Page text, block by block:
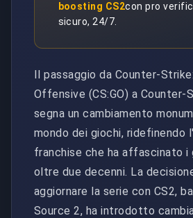
boosting CS2con pro
sicuro, 24/7.
Il passaggio da Counter-
Offensive (CS:GO) a Counter-
segna un cambiamento
mondo dei giochi, ridefinendo
franchise che ha affascinato i
oltre due decenni. La
aggiornare la serie con CS2,
Source 2, ha introdotto